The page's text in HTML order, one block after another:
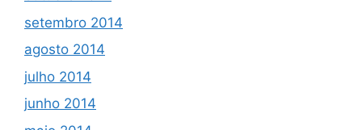
setembro 2014
agosto 2014
julho 2014
junho 2014